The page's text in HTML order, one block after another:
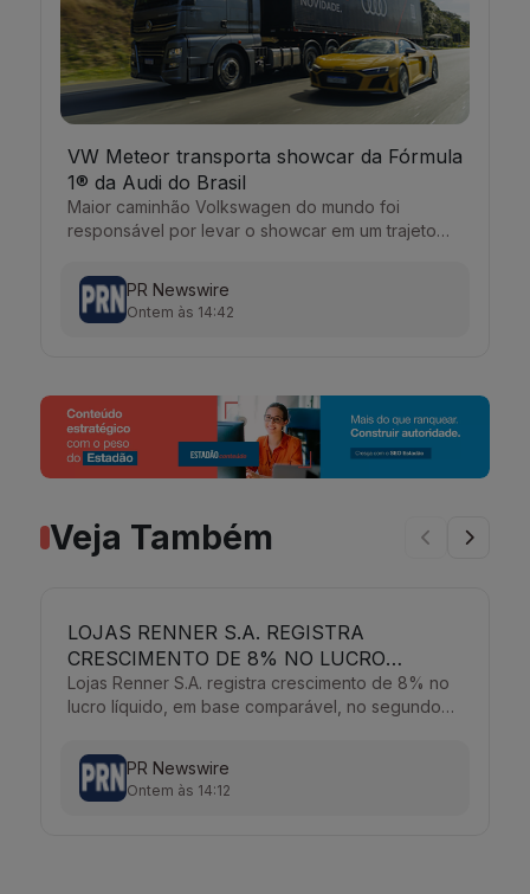
VW Meteor transporta showcar da Fórmula
1® da Audi do Brasil
Maior caminhão Volkswagen do mundo foi
responsável por levar o showcar em um trajeto
PR Newswire
Ontem às 14:42
Veja Também
LOJAS RENNER S.A. REGISTRA
CRESCIMENTO DE 8% NO LUCRO
LÍQUIDO, EM BASE COMPARÁVEL, NO
SEGUNDO TRIMESTRE
Lojas Renner S.A. registra crescimento de 8% no
lucro líquido, em base comparável, no segundo
PR Newswire
Ontem às 14:12